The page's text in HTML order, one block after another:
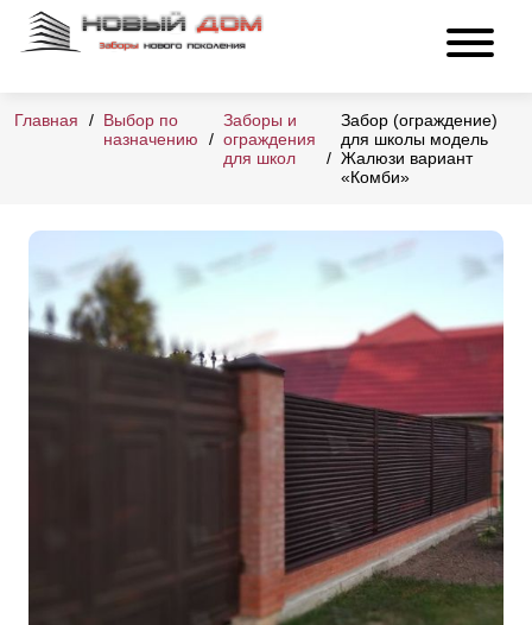
Главная
Выбор по
назначению
Заборы и
ограждения
для школ
Забор (ограждение)
для школы модель
Жалюзи вариант
«Комби»